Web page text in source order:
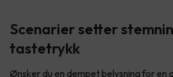
Scenarier setter
tastetrykk
Ønsker du en dempet belysning for en